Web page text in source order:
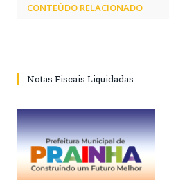
CONTEÚDO RELACIONADO
Notas Fiscais Liquidadas